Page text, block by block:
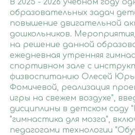
образовательных задач
повышение двигательной
дошкольников.
на решение данной
ежедневная утренняя
спортивном зале с
физвоспитанию Олесей
Фомичевой, реализация
игры на свежем воздухе",
дисциплины в детском саду
"гимнастика для мозга",
педагогами технологии